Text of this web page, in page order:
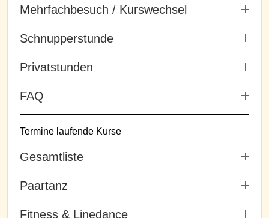
Mehrfachbesuch / Kurswechsel
Schnupperstunde
Privatstunden
FAQ
Termine laufende Kurse
Gesamtliste
Paartanz
Fitness & Linedance